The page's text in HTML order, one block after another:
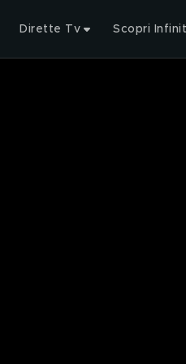
Dirette Tv Scopri